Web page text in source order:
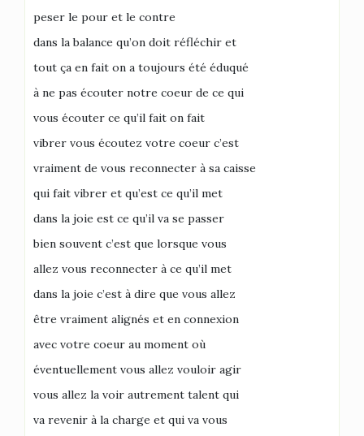
peser le pour et le contre
dans la balance qu’on doit réfléchir et
tout ça en fait on a toujours été éduqué
à ne pas écouter notre coeur de ce qui
vous écouter ce qu’il fait on fait
vibrer vous écoutez votre coeur c’est
vraiment de vous reconnecter à sa caisse
qui fait vibrer et qu’est ce qu’il met
dans la joie est ce qu’il va se passer
bien souvent c’est que lorsque vous
allez vous reconnecter à ce qu’il met
dans la joie c’est à dire que vous allez
être vraiment alignés et en connexion
avec votre coeur au moment où
éventuellement vous allez vouloir agir
vous allez la voir autrement talent qui
va revenir à la charge et qui va vous